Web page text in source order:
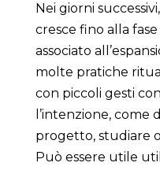
Nei giorni
cresce fino alla
associato
molte pratiche
con piccoli gesti
l’intenzione,
progetto, studiare
Può essere utile